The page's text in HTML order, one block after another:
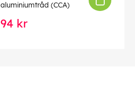
aluminiumtråd (CCA)
94 kr